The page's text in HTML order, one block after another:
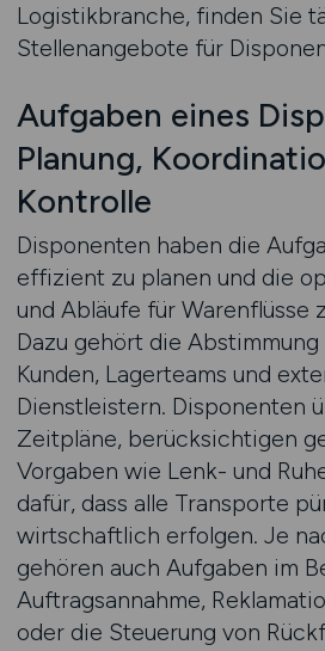
Logistikbranche, finden Sie
Stellenangebote für
Aufgaben eines
Planung,
Kontrolle
Disponenten haben die
effizient zu planen und die
und Abläufe für Warenflüsse
Dazu gehört die
Kunden, Lagerteams und
Dienstleistern. Disponenten
Zeitpläne, berücksichtigen
Vorgaben wie Lenk- und
dafür, dass alle Transporte
wirtschaftlich erfolgen. Je
gehören auch Aufgaben im
Auftragsannahme,
oder die Steuerung von